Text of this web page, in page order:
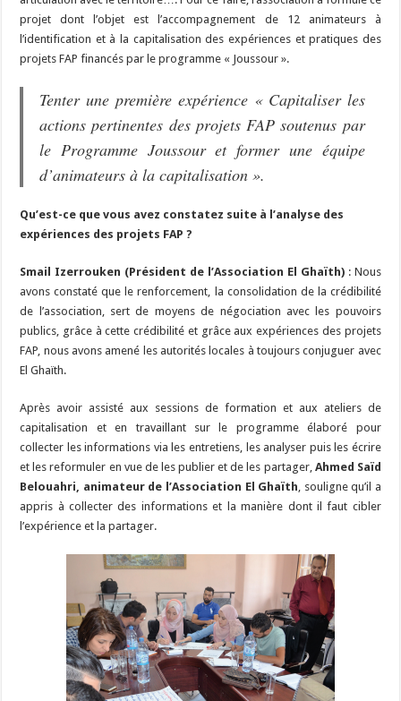
projet dont l’objet est l’accompagnement de 12 animateurs à
l’identification et à la capitalisation des expériences et pratiques des
projets FAP financés par le programme « Joussour ».
Tenter une première expérience « Capitaliser les
actions pertinentes des projets FAP soutenus par
le Programme Joussour et former une équipe
d’animateurs à la capitalisation ».
Qu’est-ce que vous avez constatez suite à l’analyse des
expériences des projets FAP ?
Smail Izerrouken (Président de l’Association El Ghaïth): Nous
avons constaté que le renforcement, la consolidation de la crédibilité
de l’association, sert de moyens de négociation avec les pouvoirs
publics, grâce à cette crédibilité et grâce aux expériences des projets
FAP, nous avons amené les autorités locales à toujours conjuguer avec
El Ghaïth.
Après avoir assisté aux sessions de formation et aux ateliers de
capitalisation et en travaillant sur le programme élaboré pour
collecter les informations via les entretiens, les analyser puis les écrire
et les reformuler en vue de les publier et de les partager, Ahmed Saïd
Belouahri,
animateur de l’Association El Ghaïth , souligne qu’il a
appris à collecter des informations et la manière dont il faut cibler
l’expérience et la partager.